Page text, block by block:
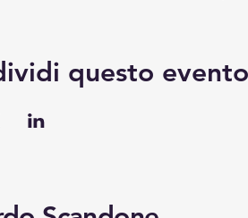
questo evento